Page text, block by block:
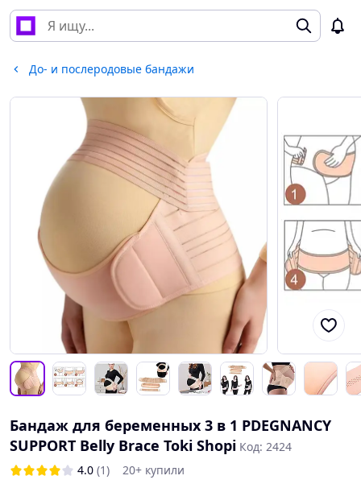
До- и послеродовые бандажи
Бандаж для беременных 3 в 1 PDEGNANCY
SUPPORT Belly Brace Toki Shopi Код: 2424
4.0 (1)
20+ купили